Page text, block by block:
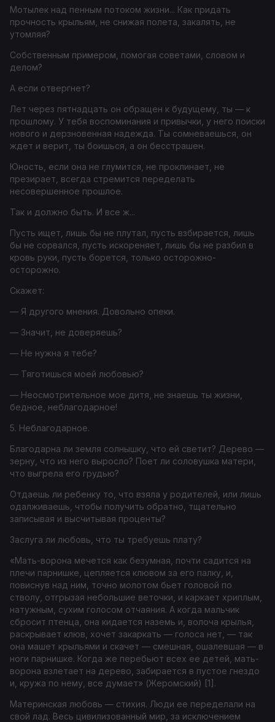
Мотылек над пенным потоком жизни... Как придать
прочность крыльям, не снижая полета, закалять, не
утомляя?
Собственным примером, помогая советами, словом и
делом?
А если отвергнет?
Лет через пятнадцать он обращен к будущему, ты — к
прошлому. У тебя воспоминания и привычки, у него поиски
нового и дерзновенная надежда. Ты сомневаешься, он
ждет и верит, ты боишься, а он бесстрашен.
Юность, если она не глумится, не проклинает, не
презирает, всегда стремится переделать
несовершенное прошлое.
Так и должно быть. И все ж...
Пусть ищет, лишь бы не плутал, пусть взбирается, лишь
бы не сорвался, пусть искореняет, лишь бы не разбил в
кровь руки, пусть борется, только осторожно-
осторожно.
Скажет:
— Я другого мнения. Довольно опеки.
— Значит, не доверяешь?
— Не нужна я тебе?
— Тяготишься моей любовью?
— Неосмотрительное мое дитя, не знаешь ты жизни,
бедное, неблагодарное!
5. Неблагодарное.
Благодарна ли земля солнышку, что ей светит? Дерево —
зерну, что из него выросло? Поет ли соловушка матери,
что выгрела его грудью?
Отдаешь ли ребенку то, что взяла у родителей, или лишь
одалживаешь, чтобы получить обратно, тщательно
записывая и высчитывая проценты?
Заслуга ли любовь, что ты требуешь плату?
«Мать-ворона мечется как безумная, почти садится на
плечи парнишке, цепляется клювом за его палку, и,
повиснув над ним, точно молотом бьет головой по
стволу, отгрызая небольшие веточки, и каркает хриплым,
натужным, сухим голосом отчаяния. А когда мальчик
сбросит птенца, она кидается наземь и, волоча крылья,
раскрывает клюв, хочет закаркать — голоса нет, — так
она машет крыльями и скачет — смешная, ошалевшая — в
ноги парнишке. Когда же перебьют всех ее детей, мать-
ворона взлетает на дерево, забирается в пустое гнездо
и, кружа по нему, все думает» (Жеромский) [1].
Материнская любовь — стихия. Люди ее переделали на
свой лад. Весь цивилизованный мир, за исключением